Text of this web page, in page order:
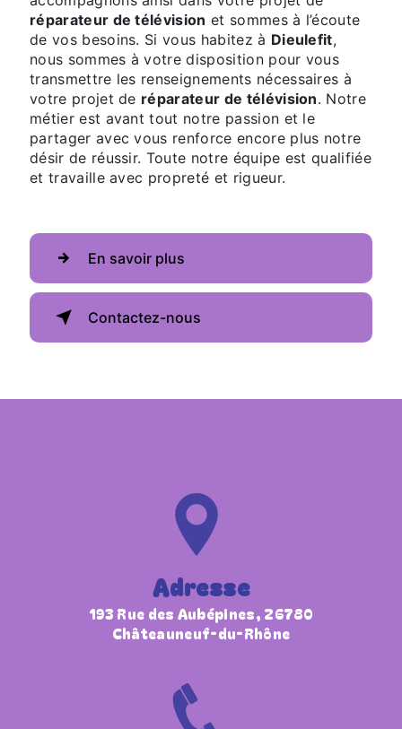
réparateur de télévision et sommes à l’écoute
de vos besoins. Si vous habitez à Dieulefit,
nous sommes à votre disposition pour vous
transmettre les renseignements nécessaires à
votre projet de réparateur de télévision. Notre
métier est avant tout notre passion et le
partager avec vous renforce encore plus notre
désir de réussir. Toute notre équipe est qualifiée
et travaille avec propreté et rigueur.
En savoir plus
Contactez-nous
Adresse
193 Rue des Aubépines, 26780
Châteauneuf-du-Rhône